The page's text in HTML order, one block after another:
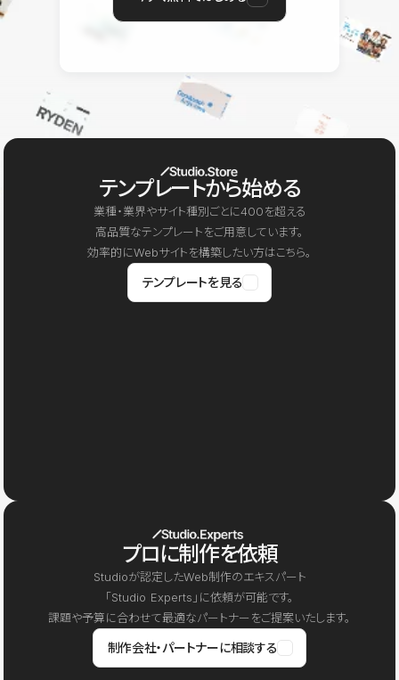
テンプレートから始める
業種・業界やサイト種別ごとに400を超える
高品質なテンプレートをご用意しています。
効率的にWebサイトを構築したい方はこちら。
テンプレートを見る
プロに制作を依頼
Studioが認定したWeb制作のエキスパート
「Studio Experts」に依頼が可能です。
課題や予算に合わせて最適なパートナーをご提案いたします。
制作会社・パートナーに相談する